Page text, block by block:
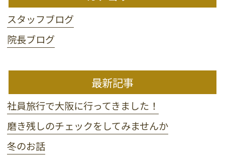
スタッフブログ
院長ブログ
最新記事
社員旅行で大阪に行ってきました！
磨き残しのチェックをしてみませんか
冬のお話